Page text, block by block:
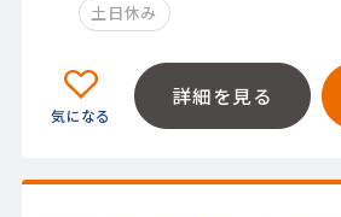
土日休み
詳細を見る